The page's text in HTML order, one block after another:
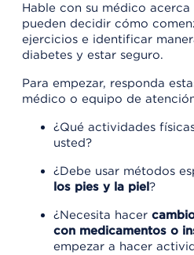
Hable con su médico
pueden decidir cómo
ejercicios e identificar
diabetes y estar seguro.
Para empezar, responda
médico o equipo de
¿Qué actividades
usted?
¿Debe usar métodos
los pies y la piel?
¿Necesita hacer
con medicamentos o
empezar a hacer